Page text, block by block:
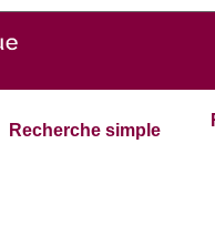
Recherche simple